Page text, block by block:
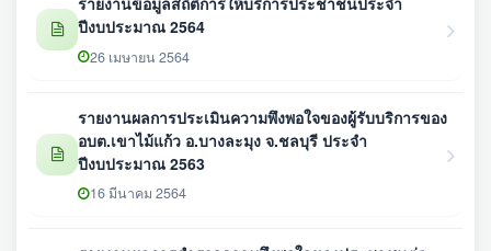
ปีงบประมาณ 2564
26 เมษายน 2564
รายงานผลการประเมินความพึงพอใจของผู้รับบริการของ
อบต.เขาไม้แก้ว อ.บางละมุง จ.ชลบุรี ประจำ
ปีงบประมาณ 2563
16 มีนาคม 2564